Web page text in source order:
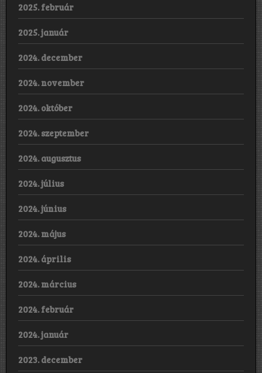
2025. február
2025. január
2024. december
2024. november
2024. október
2024. szeptember
2024. augusztus
2024. július
2024. június
2024. május
2024. április
2024. március
2024. február
2024. január
2023. december